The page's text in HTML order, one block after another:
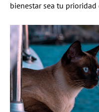
bienestar sea tu